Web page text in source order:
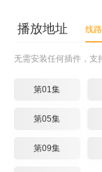
播放地址 线
无需安装任何插件，支
第01集
第05集
第09集